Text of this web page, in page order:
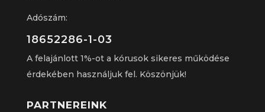
Adószám:
18652286-1-03
A felajánlott 1%-ot a kórusok sikeres működése
érdekében használjuk fel. Köszönjük!
PARTNEREINK